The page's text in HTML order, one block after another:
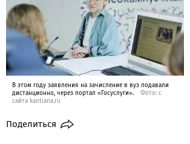
В этом году заявления на зачисление в вуз подавали
дистанционно, через портал «Госуслуги».
Фото: с
сайта kantiana.ru
Поделиться